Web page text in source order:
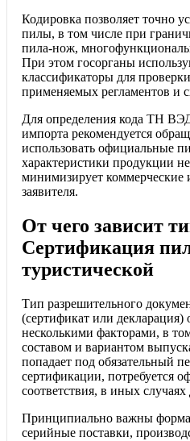
Кодировка позволяет точно
пилы, в том числе при
пила-нож,
При этом госорганы
классификаторы для
применяемых регламентов и
Для определения кода ТН
импорта рекомендуется
использовать официальные
характеристики продукции
минимизирует коммерческие
заявителя.
От чего зависит
Сертификация
туристической
Тип разрешительного
(сертификат или декларация)
несколькими факторами, в
составом и вариантом
попадает под обязательный
сертификации, потребуется
соответствия, в иных
Принципиально важны форма
серийные поставки,